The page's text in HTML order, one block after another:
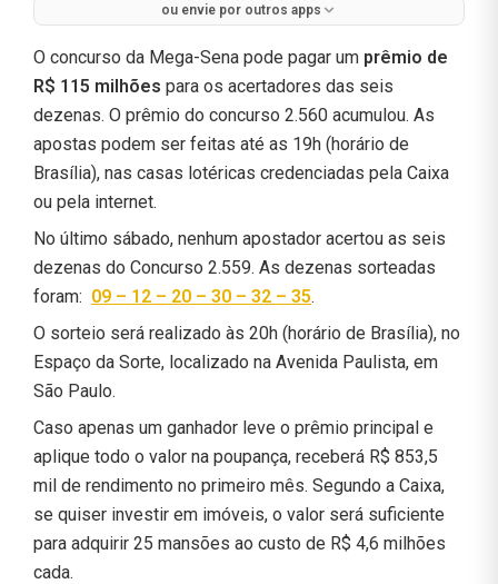
ou envie por outros apps
O concurso da Mega-Sena pode pagar um prêmio de
R$ 115 milhões para os acertadores das seis
dezenas. O prêmio do concurso 2.560 acumulou. As
apostas podem ser feitas até as 19h (horário de
Brasília), nas casas lotéricas credenciadas pela Caixa
ou pela internet.
No último sábado, nenhum apostador acertou as seis
dezenas do Concurso 2.559. As dezenas sorteadas
foram: 09 – 12 – 20 – 30 – 32 – 35.
O sorteio será realizado às 20h (horário de Brasília), no
Espaço da Sorte, localizado na Avenida Paulista, em
São Paulo.
Caso apenas um ganhador leve o prêmio principal e
aplique todo o valor na poupança, receberá R$ 853,5
mil de rendimento no primeiro mês. Segundo a Caixa,
se quiser investir em imóveis, o valor será suficiente
para adquirir 25 mansões ao custo de R$ 4,6 milhões
cada.